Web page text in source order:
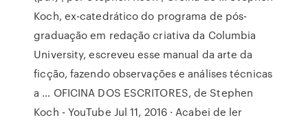
Koch, ex-catedrático do programa de pós-
graduação em redação criativa da Columbia
University, escreveu esse manual da arte da
ficção, fazendo observações e análises técnicas
a … OFICINA DOS ESCRITORES, de Stephen
Koch - YouTube Jul 11, 2016 · Acabei de ler